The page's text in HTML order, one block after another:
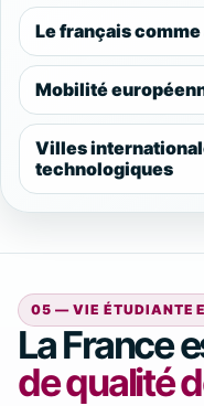
Le français
Mobilité
Villes
technologiques
05 — VIE ÉTUDIANTE
La France
de qualité